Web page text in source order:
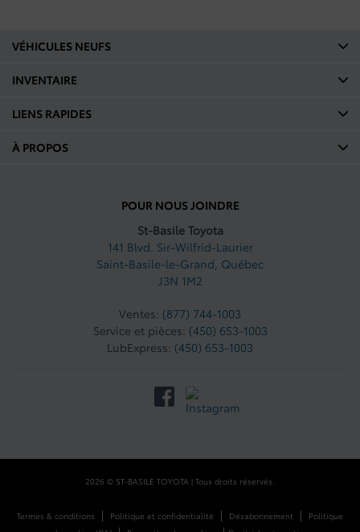
POUR NOUS JOINDRE
St-Basile Toyota
141 Blvd. Sir-Wilfrid-Laurier
Saint-Basile-le-Grand, Québec
J3N 1M2
Ventes: (877) 744-1003
Service et pièces: (450) 653-1003
LubExpress: (450) 653-1003
VÉHICULES NEUFS
INVENTAIRE
LIENS RAPIDES
À PROPOS
2026 © ST-BASILE TOYOTA | Tous droits réservés.
Termes & conditions | Politique et confidentialité | Désabonnement |
Politique